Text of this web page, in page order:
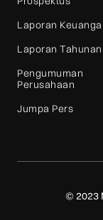
Laporan
Laporan Tahunan
Pengumuman
Perusahaan
Jumpa Pers
© 2023